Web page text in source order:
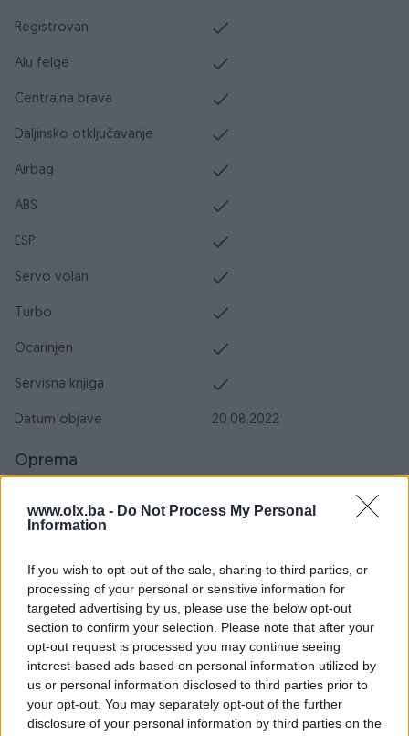
www.olx.ba - Do Not Process My Personal
Information
If you wish to opt-out of the sale, sharing to third parties, or
processing of your personal or sensitive information for
targeted advertising by us, please use the below opt-out
section to confirm your selection. Please note that after your
opt-out request is processed you may continue seeing
interest-based ads based on personal information utilized by
us or personal information disclosed to third parties prior to
your opt-out. You may separately opt-out of the further
disclosure of your personal information by third parties on the
Registrovan
Alu felge
Centralna brava
Daljinsko otključavanje
Airbag
ABS
ESP
Servo volan
Turbo
Ocarinjen
Servisna knjiga
Datum objave 20.08.2022
Oprema
Klimatizacija Dvozonska
Parking senzori Naprijed i nazad
Parking kamera Zadnja
Vrsta enterijera Koža
Svjetla LED
Metalik